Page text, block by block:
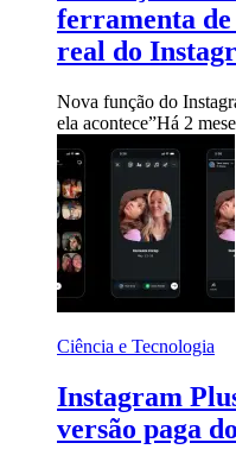
ferramenta de
real do
Nova função do
ela acontece”Há 2
Ciência e Tecnologia
Instagram
versão paga